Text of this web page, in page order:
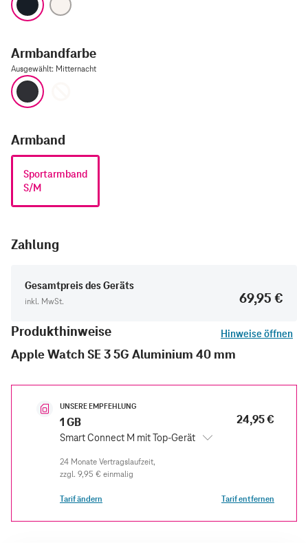
Armbandfarbe
Ausgewählt: Mitternacht
Armband
Sportarmband
S/M
Zahlung
Gesamtpreis des Geräts
inkl. MwSt.
69,95 €
Produkthinweise
Hinweise öffnen
Apple Watch SE 3 5G Aluminium 40 mm
UNSERE EMPFEHLUNG
1 GB
Smart Connect M mit Top-Gerät
24,95 €
zzgl. 9,95 € einmalig
Tarif ändern Tarif entfernen